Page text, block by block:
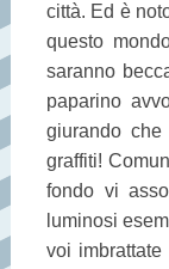
città. Ed è
questo
saranno
paparino
giurando
graffiti!
fondo vi
luminosi
voi imbrattate